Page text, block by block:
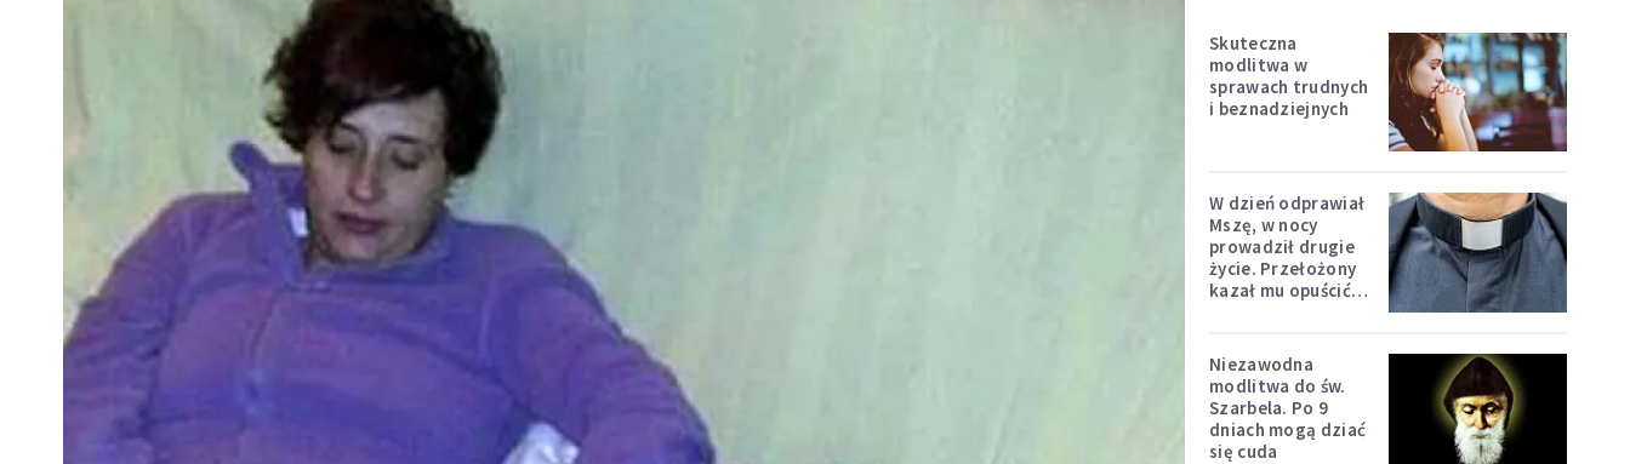
Skuteczna
modlitwa w
sprawach trudnych
i beznadziejnych
W dzień odprawiał
Mszę, w nocy
prowadził drugie
życie. Przełożony
kazał mu opuścić
Niezawodna
modlitwa do św.
Szarbela. Po 9
dniach mogą dziać
się cuda